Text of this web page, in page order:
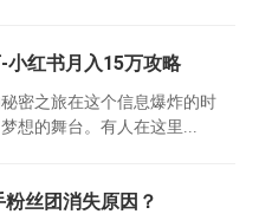
小红书月入15万攻略
密之旅在这个信息爆炸的时
想的舞台。有人在这里...
丝团消失原因？